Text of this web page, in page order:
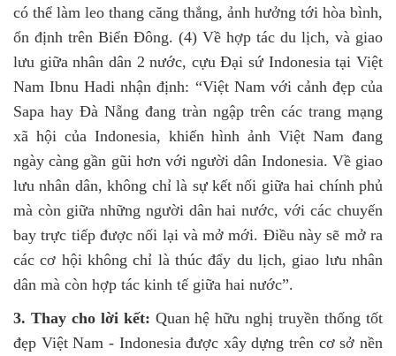
có thể làm leo thang căng thẳng, ảnh hưởng tới hòa bình,
ổn định trên Biển Đông. (4) Về hợp tác du lịch, và giao
lưu giữa nhân dân 2 nước, cựu Đại sứ Indonesia tại Việt
Nam Ibnu Hadi nhận định: “Việt Nam với cảnh đẹp của
Sapa hay Đà Nẵng đang tràn ngập trên các trang mạng
xã hội của Indonesia, khiến hình ảnh Việt Nam đang
ngày càng gần gũi hơn với người dân Indonesia. Về giao
lưu nhân dân, không chỉ là sự kết nối giữa hai chính phủ
mà còn giữa những người dân hai nước, với các chuyến
bay trực tiếp được nối lại và mở mới. Điều này sẽ mở ra
các cơ hội không chỉ là thúc đẩy du lịch, giao lưu nhân
dân mà còn hợp tác kinh tế giữa hai nước”.
3. Thay cho lời kết: Quan hệ hữu nghị truyền thống tốt
đẹp Việt Nam - Indonesia được xây dựng trên cơ sở nền